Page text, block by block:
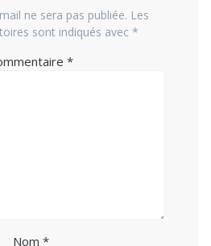
ne sera pas publiée. Les
sont indiqués avec *
*
Nom *